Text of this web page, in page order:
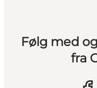
Følg med
fra